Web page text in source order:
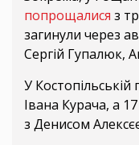
попрощалися з
загинули через
Сергій Гупалюк,
У Костопільській
Івана Курача, а
з Денисом